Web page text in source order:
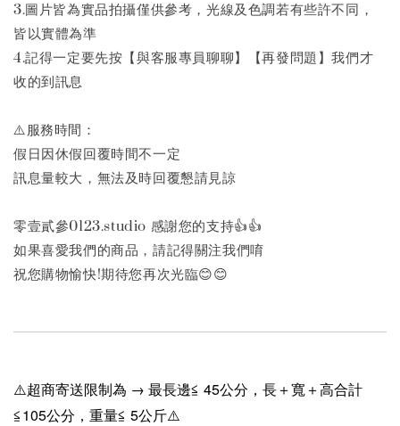
3.圖片皆為實品拍攝僅供參考，光線及色調若有些許不同，
皆以實體為準
4.記得一定要先按【與客服專員聊聊】【再發問題】我們才
收的到訊息
⚠️服務時間：
假日因休假回覆時間不一定
訊息量較大，無法及時回覆懇請見諒
零壹貳參0123.studio 感謝您的支持👍️👍️
如果喜愛我們的商品，請記得關注我們唷
祝您購物愉快!期待您再次光臨😊😊
⚠️超商寄送限制為 → 最長邊≦ 45公分，長＋寬＋高合計
≦105公分，重量≦ 5公斤⚠️